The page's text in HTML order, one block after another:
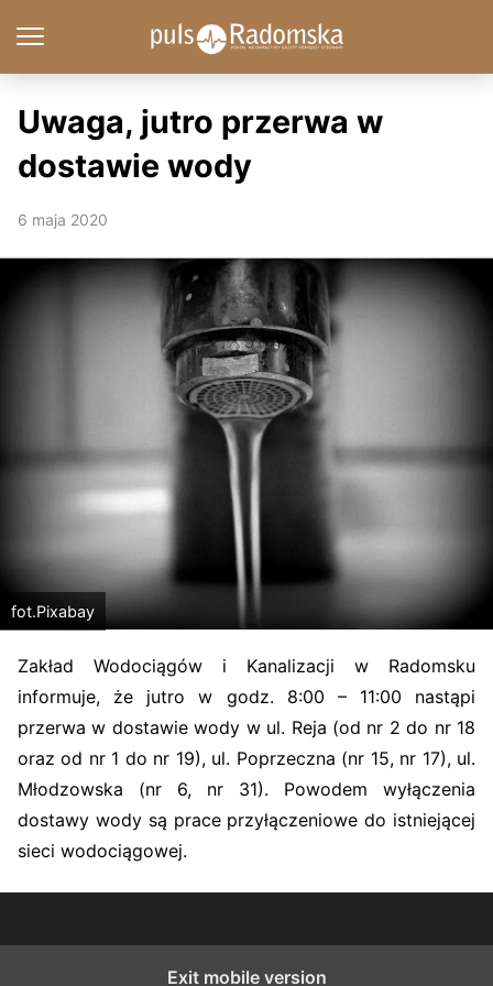
Uwaga, jutro przerwa w
dostawie wody
6 maja 2020
fot.Pixabay
Zakład Wodociągów i Kanalizacji w Radomsku
informuje, że jutro w godz. 8:00 – 11:00 nastąpi
przerwa w dostawie wody w ul. Reja (od nr 2 do nr 18
oraz od nr 1 do nr 19), ul. Poprzeczna (nr 15, nr 17), ul.
Młodzowska (nr 6, nr 31). Powodem wyłączenia
dostawy wody są prace przyłączeniowe do istniejącej
sieci wodociągowej.
Exit mobile version